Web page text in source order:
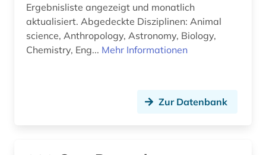
geschichte 1500-1970 (1)
geschichte 1500-2014 (1)
geschichte 1750-1850 (1)
Ergebnisliste angezeigt und monatlich
aktualisiert. Abgedeckte Disziplinen: Animal
science, Anthropology, Astronomy, Biology,
Chemistry, Eng... Mehr Informationen
Zur Datenbank